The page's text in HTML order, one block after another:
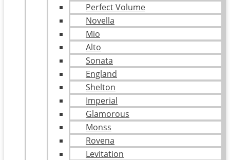
Perfect Volume
Novella
Mio
Alto
Sonata
England
Shelton
Imperial
Glamorous
Monss
Rovena
Levitation